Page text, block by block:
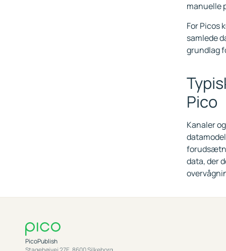
manuelle
For Picos
samlede
grundlag
Pico
Kanaler
data, der
PicoPublish